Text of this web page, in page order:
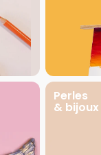
Perles
& bijoux